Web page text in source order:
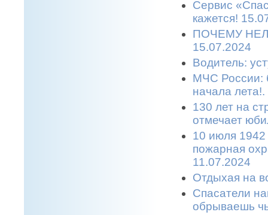
Сервис
кажется!
ПОЧЕМУ
15.07.2024
Водитель:
МЧС России:
начала
130 лет на
отмечает
10 июля
пожарная
11.07.2024
Отдыхая на
Спасатели
обрываешь